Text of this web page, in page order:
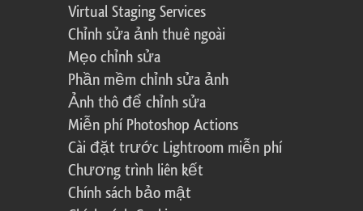
Virtual Staging Services
Chỉnh sửa ảnh thuê ngoài
Mẹo chỉnh sửa
Phần mềm chỉnh sửa ảnh
Ảnh thô để chỉnh sửa
Miễn phí Photoshop Actions
Cài đặt trước Lightroom miễn phí
Chương trình liên kết
Chính sách bảo mật